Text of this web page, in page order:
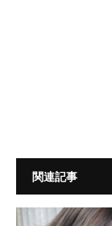
関連記事